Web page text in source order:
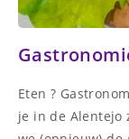
Eten ?
je in de Alentejo